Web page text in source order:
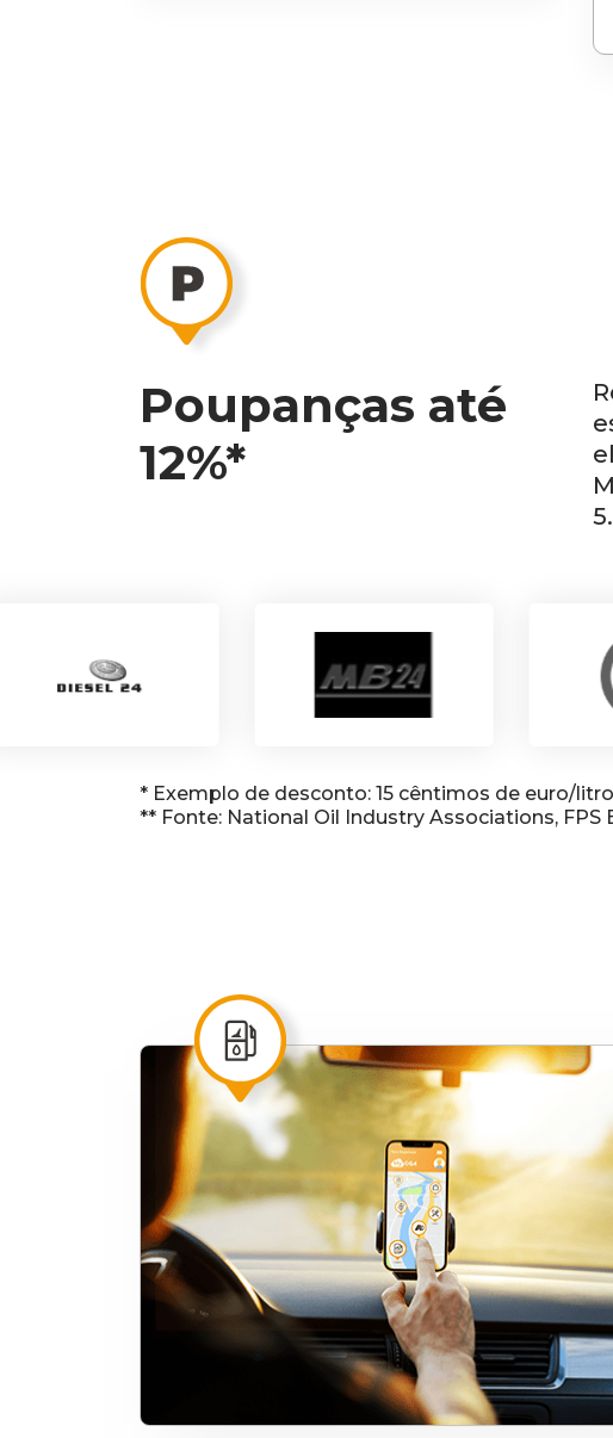
Poupanças até
12%*
* Exemplo de desconto: 15 cêntimos de euro/
** Fonte: National Oil Industry Associations, FPS